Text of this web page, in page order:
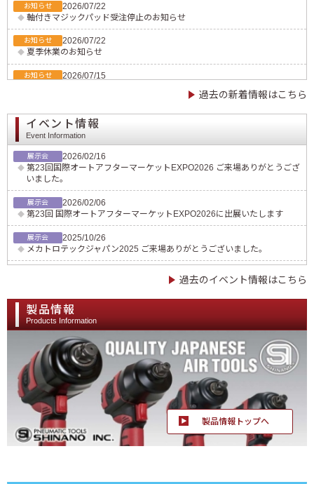
お知らせ
2026/07/22
軸付きマジックパッド受注停止のお知らせ
お知らせ
2026/07/22
夏季休業のお知らせ
お知らせ
2026/07/15
Φ100マジックパッド（#1031-02M）販売終了のお知らせ
お知らせ
2026/06/23
2026 サマーキャンペーン開催のお知らせ
新製品
SI-334D コードレススクリュードライバー発売のお知らせ
お知らせ
2026/06/15
標準付属品変更のお知らせ（SI-715・SI-725）
お知らせ
2026/06/15
標準付属品変更のお知らせ（SI-4300A/B・SI-4730）
す
過去の新着情報はこちら
イベント情報
Event Information
展示会
2026/02/16
第23回国際オートアフターマーケットEXPO2026 ご来場ありがとうござ
いました。
展示会
2026/02/06
第23回 国際オートアフターマーケットEXPO2026に出展いたします
展示会
2025/10/26
メカトロテックジャパン2025 ご来場ありがとうございました。
メカトロテック ジャパン 2025に出展いたします。
展示会
2025/06/23
第38回オートサービスショー2025 ご来場ありがとうございました。
2025/05/07
第38回 オートサービスショー2025に出展いたします。
展示会
2025/03/03
第22回 国際オートアフターマーケットEXPO2025 ご来場ありがとうご
ざいました。
展示会
2025/02/05
第22回 国際オートアフターマーケットEXPO2025に出展いたします
過去のイベント情報はこちら
製品情報
Products Information
製品情報トップへ